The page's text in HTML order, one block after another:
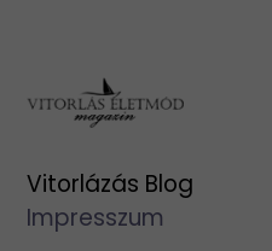
Vitorlázás Blog
Impresszum